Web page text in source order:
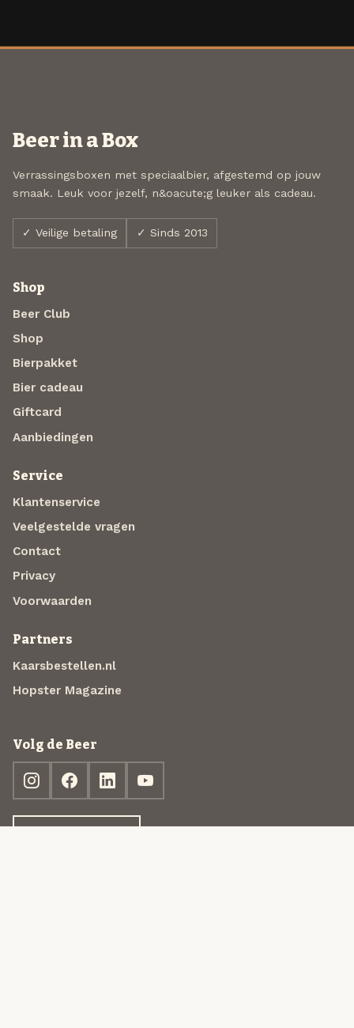
Beer in a Box
Verrassingsboxen met speciaalbier, afgestemd op jouw
smaak. Leuk voor jezelf, n&oacute;g leuker als cadeau.
✓ Veilige betaling ✓ Sinds 2013
Shop
Beer Club
Shop
Bierpakket
Bier cadeau
Giftcard
Aanbiedingen
Service
Klantenservice
Veelgestelde vragen
Contact
Privacy
Voorwaarden
Partners
Kaarsbestellen.nl
Hopster Magazine
Volg de Beer